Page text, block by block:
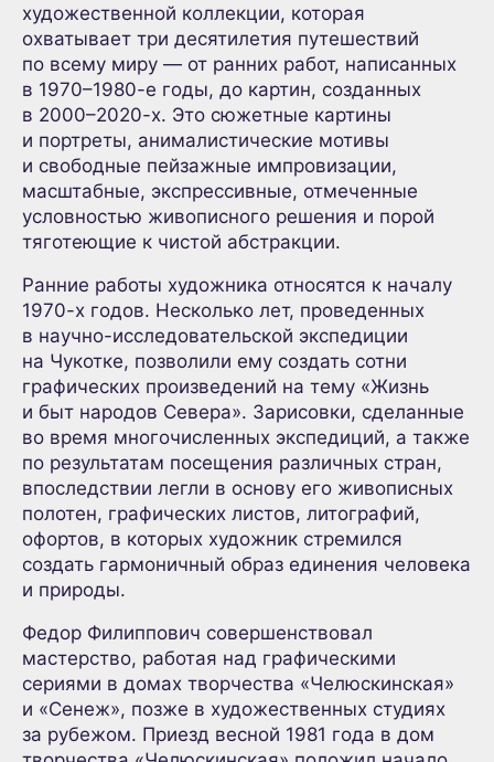
художественной коллекции, которая
охватывает три десятилетия путешествий
по всему миру — от ранних работ, написанных
в 1970–1980-е годы, до картин, созданных
в 2000–2020-х. Это сюжетные картины
и портреты, анималистические мотивы
и свободные пейзажные импровизации,
масштабные, экспрессивные, отмеченные
условностью живописного решения и порой
тяготеющие к чистой абстракции.
Ранние работы художника относятся к началу
1970-х годов. Несколько лет, проведенных
в научно-исследовательской экспедиции
на Чукотке, позволили ему создать сотни
графических произведений на тему «Жизнь
и быт народов Севера». Зарисовки, сделанные
во время многочисленных экспедиций, а также
по результатам посещения различных стран,
впоследствии легли в основу его живописных
полотен, графических листов, литографий,
офортов, в которых художник стремился
создать гармоничный образ единения человека
и природы.
Федор Филиппович совершенствовал
мастерство, работая над графическими
сериями в домах творчества «Челюскинская»
и «Сенеж», позже в художественных студиях
за рубежом. Приезд весной 1981 года в дом